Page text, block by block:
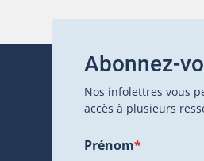
Abonnez-
Nos infolettres vous
accès à plusieurs
Prénom*